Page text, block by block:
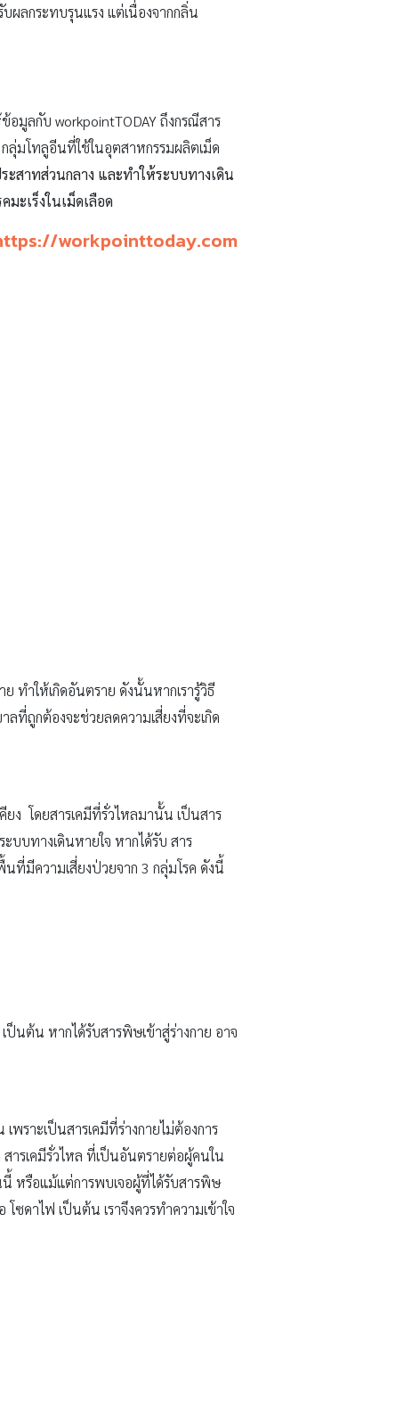
ผลกระทบรุนแรง แต่เนื่องจากกลิ่น
มูลกับ workpointTODAY ถึงกรณีสาร
ลุ่มโทลูอีนที่ใช้ในอุตสาหกรรมผลิตเม็ด
ะสาทส่วนกลาง และทำให้ระบบทางเดิน
มะเร็งในเม็ดเลือด
workpointtoday.com
ทำให้เกิดอันตราย ดังนั้นหากเรารู้วิธี
ที่ถูกต้องจะช่วยลดความเสี่ยงที่จะเกิด
ยง โดยสารเคมีที่รั่วไหลมานั้น เป็นสาร
บบทางเดินหายใจ หากได้รับ สาร
ที่มีความเสี่ยงป่วยจาก 3 กลุ่มโรค ดังนี้
นต้น หากได้รับสารพิษเข้าสู่ร่างกาย อาจ
ราะเป็นสารเคมีที่ร่างกายไม่ต้องการ
ารเคมีรั่วไหล ที่เป็นอันตรายต่อผู้คนใน
หรือแม้แต่การพบเจอผู้ที่ได้รับสารพิษ
ซดาไฟ เป็นต้น เราจึงควรทำความเข้าใจ